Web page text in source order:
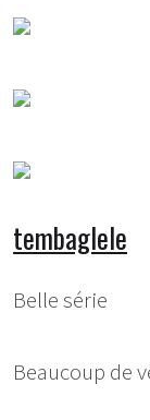
tembaglele
Belle série
Beaucoup de